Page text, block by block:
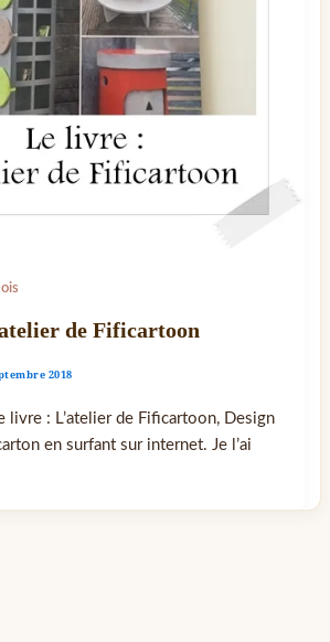
de Fificartoon
2018
livre : L’atelier de Fificartoon, Design
en surfant sur internet. Je l’ai